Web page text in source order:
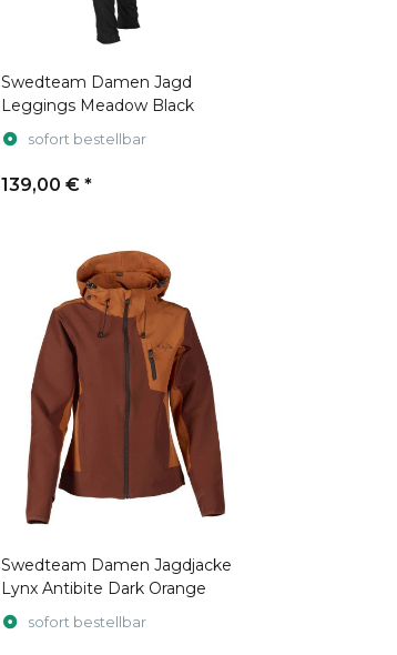
Swedteam Damen Jagd
Leggings Meadow Black
sofort bestellbar
139,00 € *
Swedteam Damen Jagdjacke
Lynx Antibite Dark Orange
sofort bestellbar